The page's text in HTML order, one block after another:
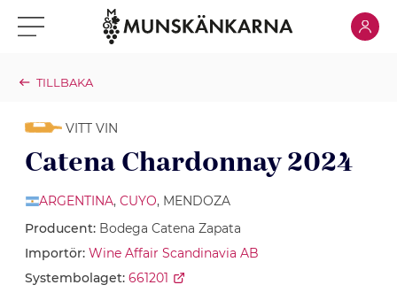
Klicka för meny Klicka
TILLBAKA
VITT VIN
Catena Chardonnay 2024
ARGENTINA, CUYO, MENDOZA
Producent: Bodega Catena Zapata
Importör: Wine Affair Scandinavia AB
Systembolaget: 661201